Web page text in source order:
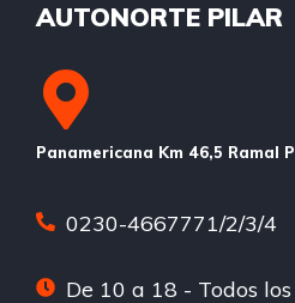
AUTONORTE PILAR
Panamericana Km 46,5 Ramal
0230-4667771/2/3/4
De 10 a 18 - Todos